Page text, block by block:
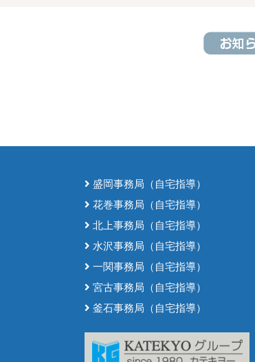
盛岡事務局（自宅指導）
花巻事務局（自宅指導）
北上事務局（自宅指導）
水沢事務局（自宅指導）
一関事務局（自宅指導）
宮古事務局（自宅指導）
釜石事務局（自宅指導）